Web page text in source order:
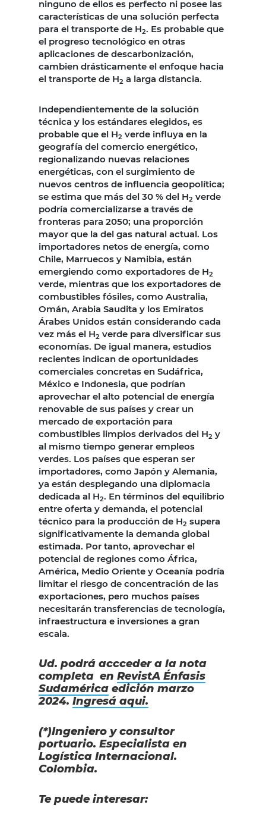
ninguno de ellos es perfecto ni posee las
características de una solución perfecta
para el transporte de H2. Es probable que
el progreso tecnológico en otras
aplicaciones de descarbonización,
cambien drásticamente el enfoque hacia
el transporte de H2 a larga distancia.
Independientemente de la solución
técnica y los estándares elegidos, es
probable que el H2 verde influya en la
geografía del comercio energético,
regionalizando nuevas relaciones
energéticas, con el surgimiento de
nuevos centros de influencia geopolítica;
se estima que más del 30 % del H2 verde
podría comercializarse a través de
fronteras para 2050; una proporción
mayor que la del gas natural actual. Los
importadores netos de energía, como
Chile, Marruecos y Namibia, están
emergiendo como exportadores de H2
verde, mientras que los exportadores de
combustibles fósiles, como Australia,
Omán, Arabia Saudita y los Emiratos
Árabes Unidos están considerando cada
vez más el H2 verde para diversificar sus
economías. De igual manera, estudios
recientes indican de oportunidades
comerciales concretas en Sudáfrica,
México e Indonesia, que podrían
aprovechar el alto potencial de energía
renovable de sus países y crear un
mercado de exportación para
combustibles limpios derivados del H2 y
al mismo tiempo generar empleos
verdes. Los países que esperan ser
importadores, como Japón y Alemania,
ya están desplegando una diplomacia
dedicada al H2. En términos del equilibrio
entre oferta y demanda, el potencial
técnico para la producción de H2 supera
significativamente la demanda global
estimada. Por tanto, aprovechar el
potencial de regiones como África,
América, Medio Oriente y Oceanía podría
limitar el riesgo de concentración de las
exportaciones, pero muchos países
necesitarán transferencias de tecnología,
infraestructura e inversiones a gran
escala.
Ud. podrá accceder a la nota
completa en RevistA Énfasis
Sudamérica edición marzo
2024. Ingresá aqui.
(*)Ingeniero y consultor
portuario. Especialista en
Logística Internacional.
Colombia.
Te puede interesar: